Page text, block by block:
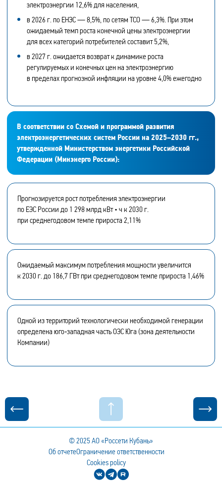
электроэнергии 12,6% для населения,
в 2026 г. по ЕНЭС — 8,5%, по сетям ТСО — 6,3%. При этом
ожидаемый темп роста конечной цены электроэнергии
для всех категорий потребителей составит 5,2%,
в 2027 г. ожидается возврат к динамике роста
регулируемых и конечных цен на электроэнергию
в пределах прогнозной инфляции на уровне 4,0% ежегодно
В соответствии со Схемой и программой развития
электроэнергетических систем России на 2025–2030 гг.,
утвержденной Министерством энергетики Российской
Федерации (Минэнерго России):
Прогнозируется рост потребления электроэнергии
по ЕЭС России до 1 298 млрд кВт • ч к 2030 г.
при среднегодовом темпе прироста 2,11%
Ожидаемый максимум потребления мощности увеличится
к 2030 г. до 186,7 ГВт при среднегодовом темпе прироста 1,46%
Одной из территорий технологически необходимой генерации
определена юго‑западная часть ОЭС Юга (зона деятельности
Компании)
© 2025 АО «Россети Кубань»
Об отчетеОграничение ответственности
Cookies policy